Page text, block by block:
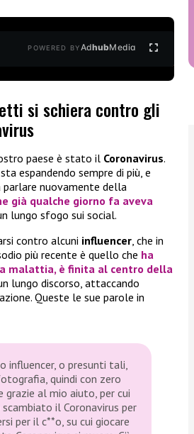
POWERED BYAdhubMedia
si schiera contro gli
paese è stato il Coronavirus.
espandendo sempre di più, e
nuovamente della
già qualche giorno fa aveva
lungo sfogo sui social.
contro alcuni influencer, che in
più recente è quello che ha
malattia, è finita al centro della
lungo discorso, attaccando
Queste le sue parole in
influencer, o presunti tali,
quindi con zero
al mio aiuto, per cui
il Coronavirus per
per il c**o, su cui giocare